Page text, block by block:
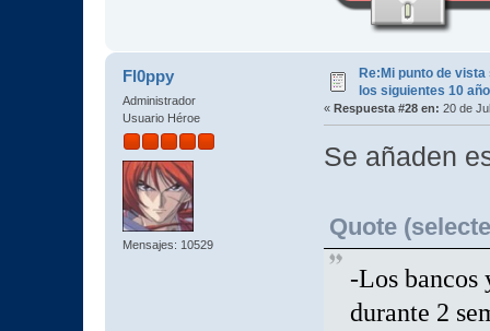
Fl0ppy
Administrador
Usuario Héroe
Mensajes: 10529
Re:Mi punto de
los siguientes 10
« Respuesta #28 en: 20 de
Se añaden
Quote
-Los bancos
durante 2